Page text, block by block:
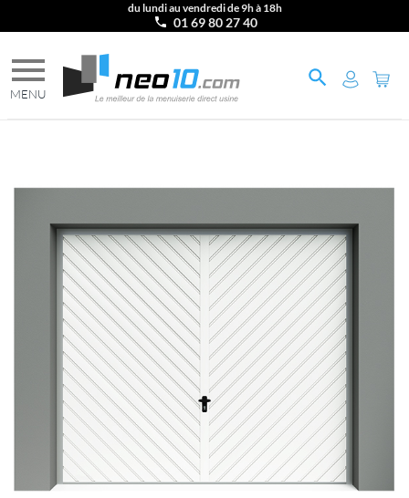
du lundi au vendredi de 9h à 18h
01 69 80 27 40